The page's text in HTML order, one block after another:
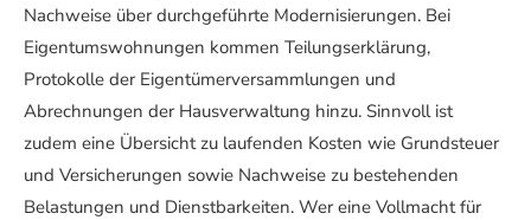
Nachweise über durchgeführte Modernisierungen. Bei
Eigentumswohnungen kommen Teilungserklärung,
Protokolle der Eigentümerversammlungen und
Abrechnungen der Hausverwaltung hinzu. Sinnvoll ist
zudem eine Übersicht zu laufenden Kosten wie Grundsteuer
und Versicherungen sowie Nachweise zu bestehenden
Belastungen und Dienstbarkeiten. Wer eine Vollmacht für